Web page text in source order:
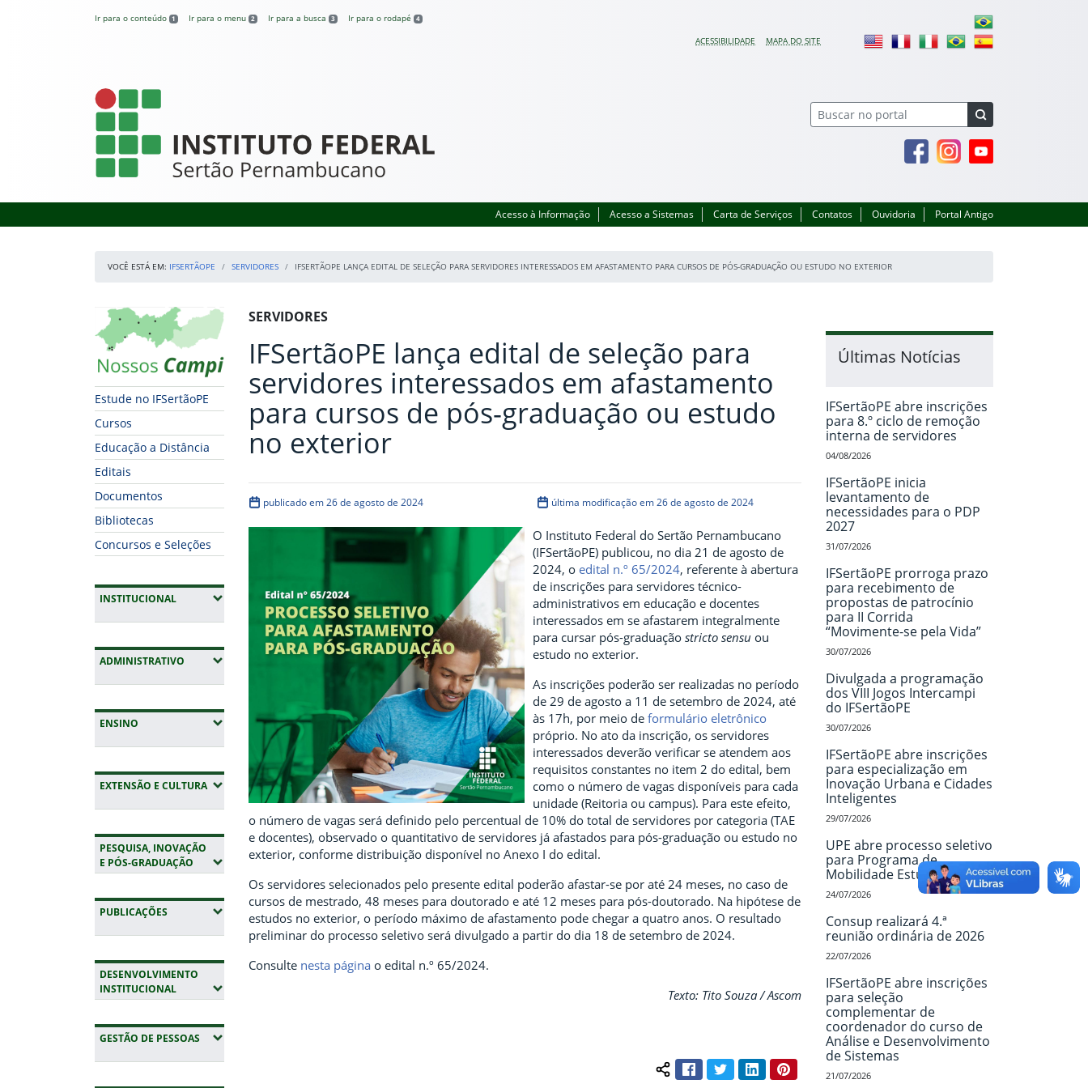
Ir para o conteúdo 1 Ir para o menu 2 Ir para a busca 3 Ir para o rodapé 4
ACESSIBILIDADE MAPA DO SITE
IFSertãoPE
FacebookInstagramYoutube
Acesso à Informação Acesso a Sistemas Carta de Serviços Contatos Ouvidoria Portal Antigo
VOCÊ ESTÁ EM: IFSERTÃOPE SERVIDORES IFSERTÃOPE LANÇA EDITAL DE SELEÇÃO PARA SERVIDORES INTERESSADOS EM AFASTAMENTO PARA CURSOS DE PÓS-GRADUAÇÃO OU ESTUDO NO EXTERIOR
Início da navegação
Mapa Campi
Estude no IFSertãoPE
Cursos
Educação a Distância
Editais
Documentos
Bibliotecas
Concursos e Seleções
INSTITUCIONAL(EXPANDIR SUBMENUS)
ADMINISTRATIVO (EXPANDIR SUBMENUS)
ENSINO (EXPANDIR SUBMENUS)
EXTENSÃO E CULTURA(EXPANDIR SUBMENUS)
PESQUISA, INOVAÇÃO
E PÓS-GRADUAÇÃO (EXPANDIR SUBMENUS)
PUBLICAÇÕES (EXPANDIR SUBMENUS)
DESENVOLVIMENTO
INSTITUCIONAL(EXPANDIR SUBMENUS)
GESTÃO DE PESSOAS (EXPANDIR SUBMENUS)
Início do conteúdo
SERVIDORES
IFSertãoPE lança edital de seleção para
servidores interessados em afastamento
para cursos de pós-graduação ou estudo
no exterior
publicado em 26 de agosto de 2024 última modificação em 26 de agosto de 2024
O Instituto Federal do Sertão Pernambucano
(IFSertãoPE) publicou, no dia 21 de agosto de
2024, oedital n.º 65/2024, referente à abertura
de inscrições para servidores técnico-
administrativos em educação e docentes
interessados em se afastarem integralmente
para cursar pós-graduaçãostricto sensu ou
estudo no exterior.
As inscrições poderão ser realizadas no período
de 29 de agosto a 11 de setembro de 2024, até
às 17h, por meio deformulário eletrônico
próprio. No ato da inscrição, os servidores
interessados deverão verificar se atendem aos
requisitos constantes no item 2 do edital, bem
como o número de vagas disponíveis para cada
unidade (Reitoria ou campus). Para este efeito,
o número de vagas será definido pelo percentual de 10% do total de servidores por categoria (TAE
e docentes), observado o quantitativo de servidores já afastados para pós-graduação ou estudo no
exterior, conforme distribuição disponível no Anexo I do edital.
Os servidores selecionados pelo presente edital poderão afastar-se por até 24 meses, no caso de
cursos de mestrado, 48 meses para doutorado e até 12 meses para pós-doutorado. Na hipótese de
estudos no exterior, o período máximo de afastamento pode chegar a quatro anos. O resultado
preliminar do processo seletivo será divulgado a partir do dia 18 de setembro de 2024.
Consulte nesta página o edital n.º 65/2024.
Texto: Tito Souza / Ascom
Compartilhar conteúdo:
FacebookTwitterLinkedInPinterest
Últimas Notícias
IFSertãoPE abre inscrições
para 8.º ciclo de remoção
interna de servidores
04/08/2026
IFSertãoPE inicia
levantamento de
necessidades para o PDP
2027
31/07/2026
IFSertãoPE prorroga prazo
para recebimento de
propostas de patrocínio
para II Corrida
“Movimente-se pela Vida”
30/07/2026
Divulgada a programação
dos VIII Jogos Intercampi
do IFSertãoPE
30/07/2026
IFSertãoPE abre inscrições
para especialização em
Inovação Urbana e Cidades
Inteligentes
29/07/2026
UPE abre processo seletivo
para Programa de
Mobilidade Estudantil
24/07/2026
Consup realizará 4.ª
reunião ordinária de 2026
22/07/2026
IFSertãoPE abre inscrições
para seleção
complementar de
coordenador do curso de
Análise e Desenvolvimento
de Sistemas
21/07/2026